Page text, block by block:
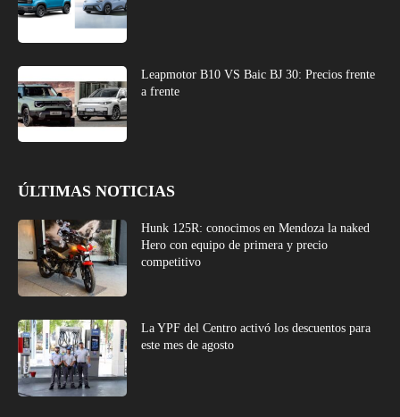
Leapmotor B10 VS Baic BJ 30: Precios frente
a frente
ÚLTIMAS NOTICIAS
Hunk 125R: conocimos en Mendoza la naked
Hero con equipo de primera y precio
competitivo
La YPF del Centro activó los descuentos para
este mes de agosto